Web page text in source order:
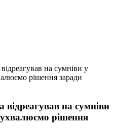
на сумніви у
рішення заради
на сумніви
рішення